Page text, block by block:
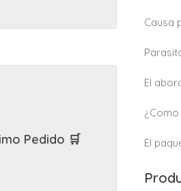
Causa
El
El
Pedido 🛒